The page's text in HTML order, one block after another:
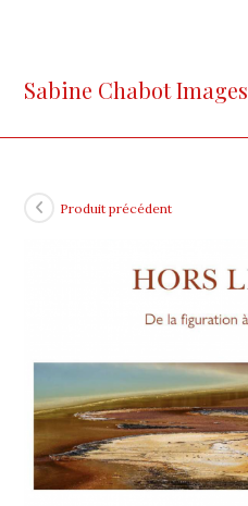
Sabine Chabot Images
Produit précédent